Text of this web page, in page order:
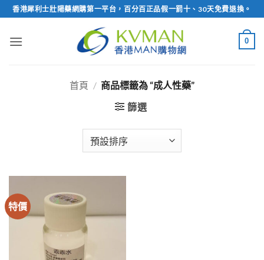
Skip
to
content
香港犀利士壯陽藥網購第一平台，百分百正品假一罰十、30天免費退換。
0
首頁 / 商品標籤為 “成人性藥”
篩選
特價